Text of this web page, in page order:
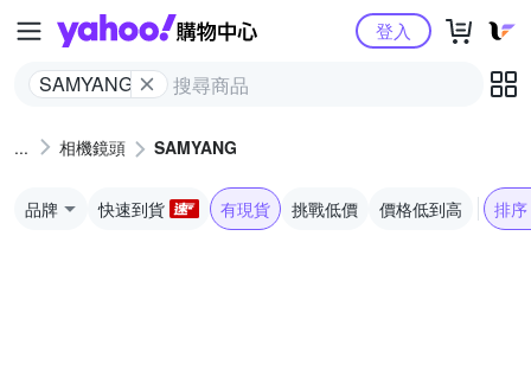
Yahoo購物中心
SAMYANG
登入
相機鏡頭 SAMYANG
品牌 快速到貨 有現貨 挑戰低價 價格低到高 排序